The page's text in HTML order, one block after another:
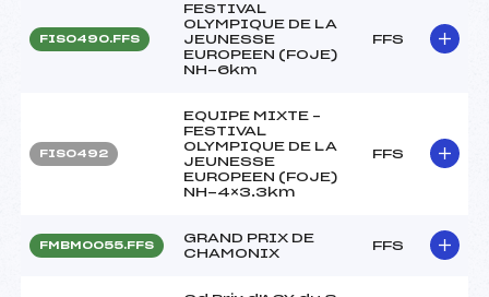
FIS0490.FFS
FESTIVAL
OLYMPIQUE DE LA
JEUNESSE
EUROPEEN (FOJE)
NH-6km
FFS
FIS0492
EQUIPE MIXTE –
FESTIVAL
OLYMPIQUE DE LA
JEUNESSE
EUROPEEN (FOJE)
NH-4×3.3km
FFS
FMBM0055.FFS
GRAND PRIX DE
CHAMONIX
FFS